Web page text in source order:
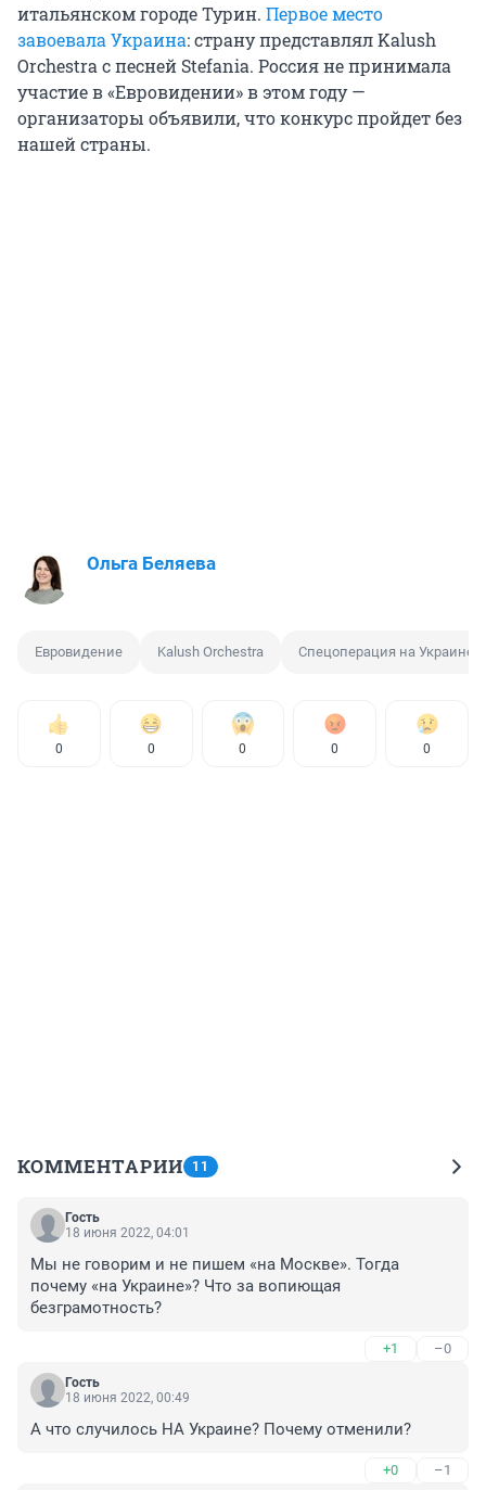
итальянском городе Турин. Первое место
завоевала Украина: страну представлял Kalush
Orchestra с песней Stefania. Россия не принимала
участие в «Евровидении» в этом году —
организаторы объявили, что конкурс пройдет без
нашей страны.
Ольга Беляева
Евровидение Kalush Orchestra Спецоперация на Украине
0 0 0 0 0
КОММЕНТАРИИ 11
Гость
18 июня 2022, 04:01
Мы не говорим и не пишем «на Москве». Тогда
почему «на Украине»? Что за вопиющая
безграмотность?
+1 –0
Гость
18 июня 2022, 00:49
А что случилось НА Украине? Почему отменили?
+0 –1